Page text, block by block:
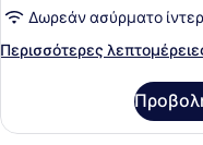
Δωρεάν ασύρματο
Περισσότερες
Περισσότερες
Suite